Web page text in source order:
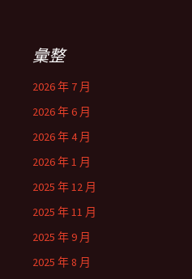
彙整
2026 年 7 月
2026 年 6 月
2026 年 4 月
2026 年 1 月
2025 年 12 月
2025 年 11 月
2025 年 9 月
2025 年 8 月